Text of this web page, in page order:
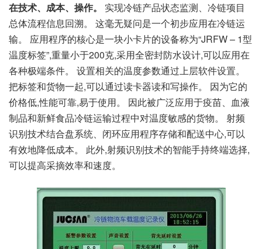
在技术、成本、操作。 实现冷链产品状态监测、冷链项目
总体流程信息回溯。 这毫无疑问是一个初步应用在冷链运
输。 应用程序的核心是一块小卡片的设备称为“JRFW – 1型
温度标签”,重量小于200克,采用全密封防水设计,可以应用在
各种极端条件。 设置相关的温度参数通过上层软件设置。
把标签和货物一起,可以通过读卡器读和写操作。 因为它的
价格低,性能可靠,易于使用。 因此被广泛应用于疫苗、血液
制品和新鲜食品冷链运输过程中对温度敏感的货物。 射频
识别技术结合盘系统、闭环应用程序存储和配送中心,可以
有效地降低成本。 此外,射频识别技术的智能手持终端选择,
可以提高采摘效率和速度。